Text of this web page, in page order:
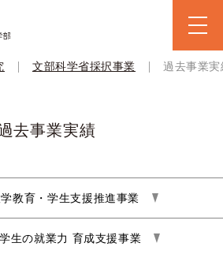
| 文部科学省採択事業 | 過去事業実
去事業実績
教育・学生支援推進事業
生の就業力 育成支援事業